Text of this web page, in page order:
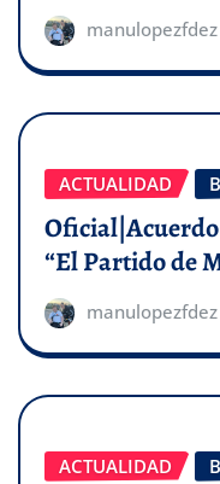
manulopezfdez
ACTUALIDAD
“El Partido de
manulopezfdez
ACTUALIDAD